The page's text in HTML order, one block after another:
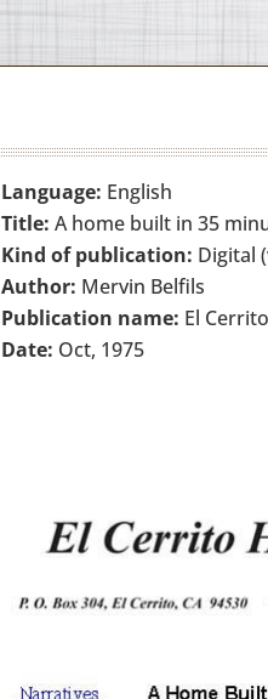
Language: English
Title: A home built in 35
Kind of publication: Digital
Author: Mervin Belfils
Publication name: El
Date: Oct, 1975